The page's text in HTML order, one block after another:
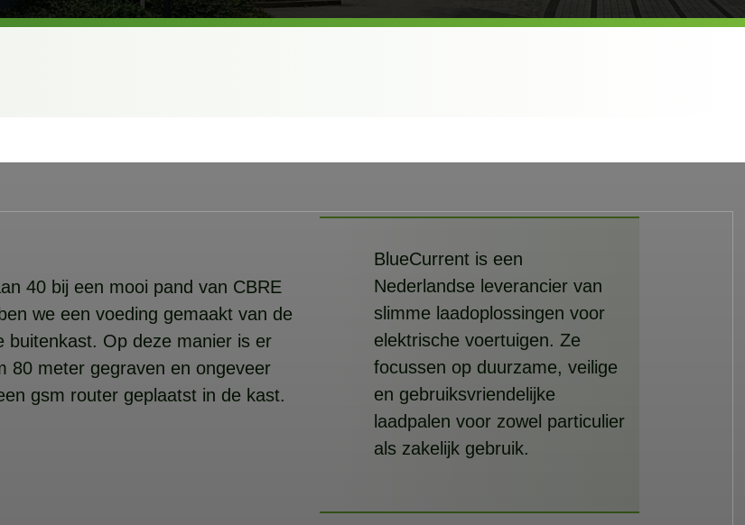
40 bij een mooi pand van CBRE
we een voeding gemaakt van de
buitenkast. Op deze manier is er
80 meter gegraven en ongeveer
gsm router geplaatst in de kast.
BlueCurrent is een
Nederlandse leverancier van
slimme laadoplossingen voor
elektrische voertuigen. Ze
focussen op duurzame, veilige
en gebruiksvriendelijke
laadpalen voor zowel particulier
als zakelijk gebruik.